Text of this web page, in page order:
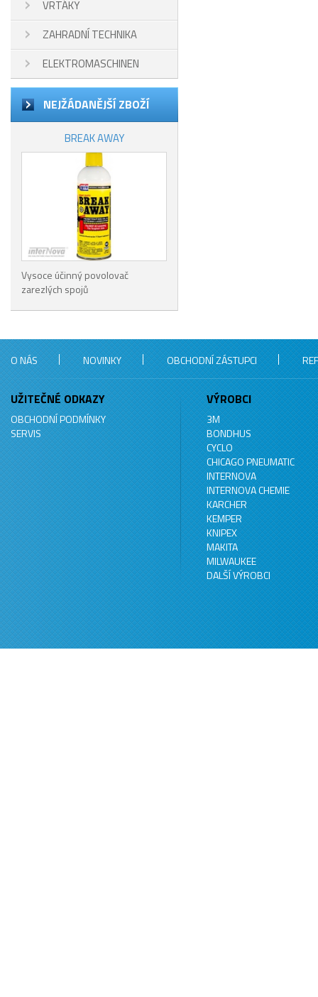
VRTÁKY
ZAHRADNÍ TECHNIKA
ELEKTROMASCHINEN
NEJŽÁDANĚJŠÍ ZBOŽÍ
BREAK AWAY
Vysoce účinný povolovač
zarezlých spojů
O NÁS NOVINKY OBCHODNÍ ZÁSTUPCI
UŽITEČNÉ ODKAZY
OBCHODNÍ PODMÍNKY
SERVIS
VÝROBCI
3M
BONDHUS
CYCLO
CHICAGO PNEUMATIC
INTERNOVA
INTERNOVA CHEMIE
KARCHER
KEMPER
KNIPEX
MAKITA
MILWAUKEE
DALŠÍ VÝROBCI